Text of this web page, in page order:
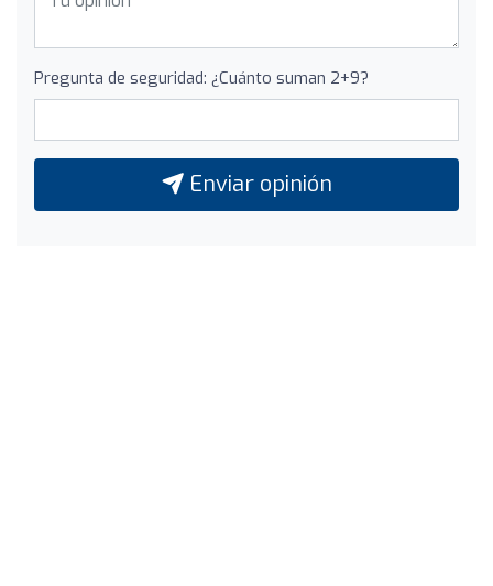
Pregunta de seguridad: ¿Cuánto suman 2+9?
Enviar opinión